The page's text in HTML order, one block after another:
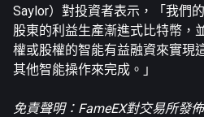
Saylor）對投資者表示，「我們
股東的利益生產漸進式比特幣，
權或股權的智能有益融資來實現
其他智能操作來完成。」
免責聲明：FameEX對交易所發